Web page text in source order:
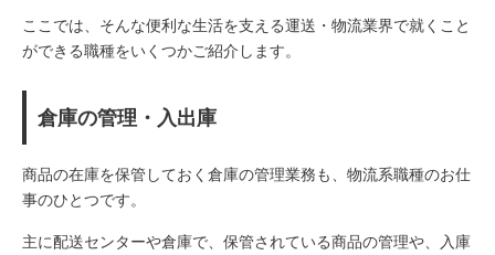
ここでは、そんな便利な生活を支える運送・物流業界で就くこと
ができる職種をいくつかご紹介します。
倉庫の管理・入出庫
商品の在庫を保管しておく倉庫の管理業務も、物流系職種のお仕
事のひとつです。
主に配送センターや倉庫で、保管されている商品の管理や、入庫